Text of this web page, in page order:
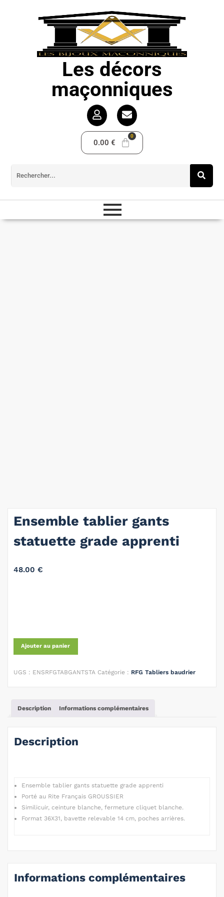
Les décors
maçonniques
0.00 €
Ensemble tablier gants
statuette grade apprenti
48.00 €
Ajouter au panier
UGS : ENSRFGTABGANTSTA Catégorie : RFG Tabliers baudrier
Description Informations complémentaires
Description
Ensemble tablier gants statuette grade apprenti
Porté au Rite Français GROUSSIER
Similicuir, ceinture blanche, fermeture cliquet blanche.
Format 36X31, bavette relevable 14 cm, poches arrières.
Informations complémentaires